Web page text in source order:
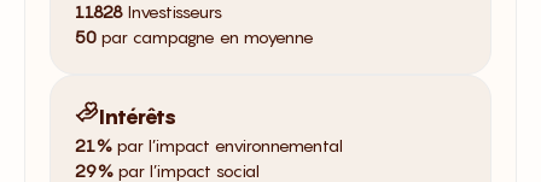
11828 Investisseurs
50 par campagne en moyenne
Intérêts
21% par l’impact environnemental
29% par l’impact social